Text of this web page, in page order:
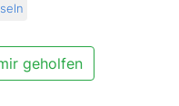
geholfen